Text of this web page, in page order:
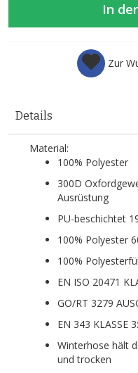
In
Zur
Details
Material:
100% Polyester
300D
Ausrüstung
PU-beschichtet
100% Polyester
100%
EN ISO 20471
GO/RT 3279
EN 343 KLASSE
Winterhose hält
und trocken